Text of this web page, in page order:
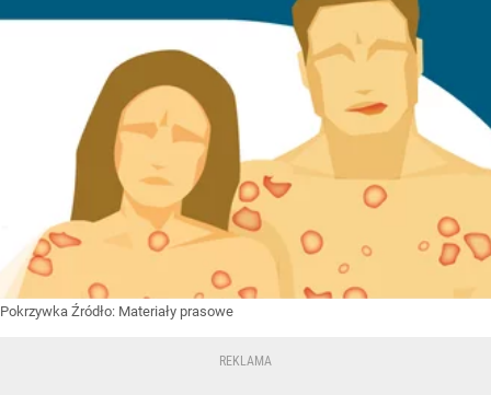
Pokrzywka Źródło: Materiały prasowe